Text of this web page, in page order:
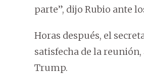
parte”, dijo Rubio ante
Horas después, el
satisfecha de la
Trump.